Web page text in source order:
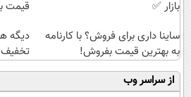
بازار ✅
قیمت
ساینا داری برای فروش؟ با کارنامه
به بهترین قیمت بفروش!
دیگه
تخفیف
از سراسر وب